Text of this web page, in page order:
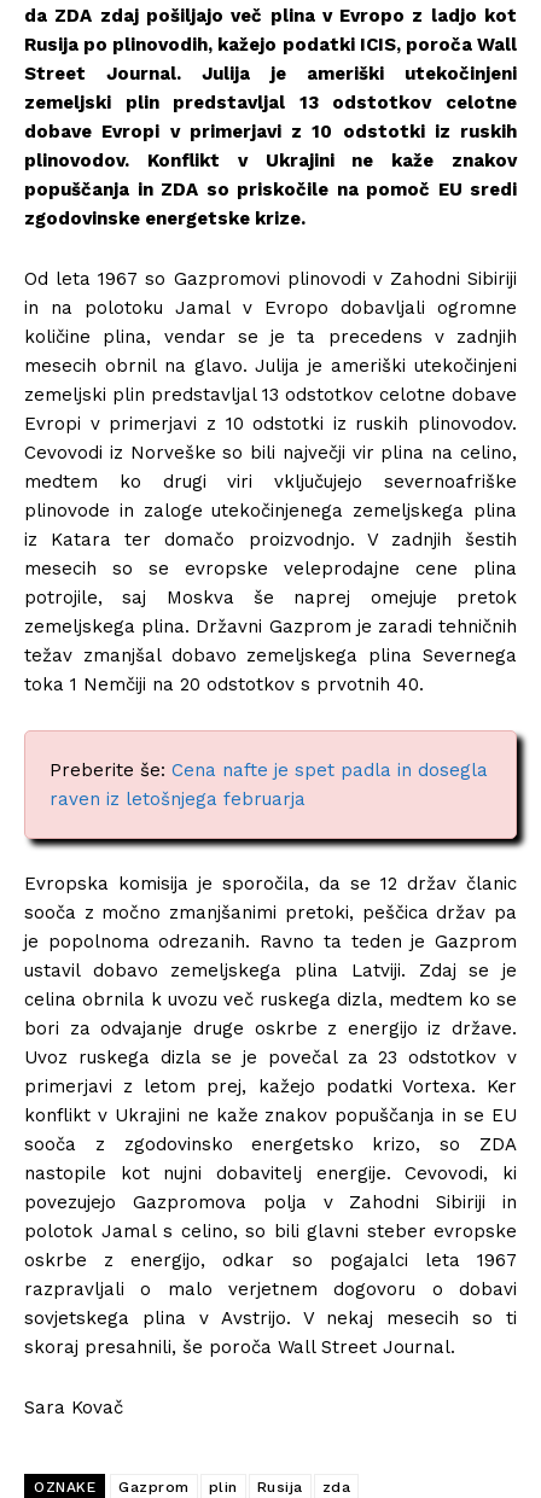
da ZDA zdaj pošiljajo več plina v Evropo z ladjo kot
Rusija po plinovodih, kažejo podatki ICIS, poroča Wall
Street Journal. Julija je ameriški utekočinjeni
zemeljski plin predstavljal 13 odstotkov celotne
dobave Evropi v primerjavi z 10 odstotki iz ruskih
plinovodov. Konflikt v Ukrajini ne kaže znakov
popuščanja in ZDA so priskočile na pomoč EU sredi
zgodovinske energetske krize.
Od leta 1967 so Gazpromovi plinovodi v Zahodni Sibiriji
in na polotoku Jamal v Evropo dobavljali ogromne
količine plina, vendar se je ta precedens v zadnjih
mesecih obrnil na glavo. Julija je ameriški utekočinjeni
zemeljski plin predstavljal 13 odstotkov celotne dobave
Evropi v primerjavi z 10 odstotki iz ruskih plinovodov.
Cevovodi iz Norveške so bili največji vir plina na celino,
medtem ko drugi viri vključujejo severnoafriške
plinovode in zaloge utekočinjenega zemeljskega plina
iz Katara ter domačo proizvodnjo. V zadnjih šestih
mesecih so se evropske veleprodajne cene plina
potrojile, saj Moskva še naprej omejuje pretok
zemeljskega plina. Državni Gazprom je zaradi tehničnih
težav zmanjšal dobavo zemeljskega plina Severnega
toka 1 Nemčiji na 20 odstotkov s prvotnih 40.
Preberite še: Cena nafte je spet padla in dosegla
raven iz letošnjega februarja
Evropska komisija je sporočila, da se 12 držav članic
sooča z močno zmanjšanimi pretoki, peščica držav pa
je popolnoma odrezanih. Ravno ta teden je Gazprom
ustavil dobavo zemeljskega plina Latviji. Zdaj se je
celina obrnila k uvozu več ruskega dizla, medtem ko se
bori za odvajanje druge oskrbe z energijo iz države.
Uvoz ruskega dizla se je povečal za 23 odstotkov v
primerjavi z letom prej, kažejo podatki Vortexa. Ker
konflikt v Ukrajini ne kaže znakov popuščanja in se EU
sooča z zgodovinsko energetsko krizo, so ZDA
nastopile kot nujni dobavitelj energije. Cevovodi, ki
povezujejo Gazpromova polja v Zahodni Sibiriji in
polotok Jamal s celino, so bili glavni steber evropske
oskrbe z energijo, odkar so pogajalci leta 1967
razpravljali o malo verjetnem dogovoru o dobavi
sovjetskega plina v Avstrijo. V nekaj mesecih so ti
skoraj presahnili, še poroča Wall Street Journal.
Sara Kovač
OZNAKE Gazprom plin Rusija zda